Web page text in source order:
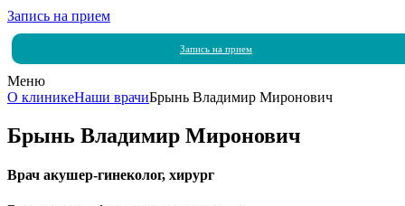
Запись на прием
Запись на прием
Меню
О клиникеНаши врачиБрынь Владимир Миронович
Брынь Владимир Миронович
Врач акушер-гинеколог, хирург